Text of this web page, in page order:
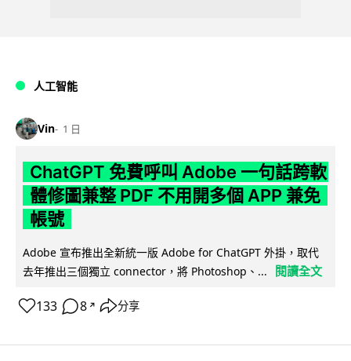
人工智能
Vin 1 日
ChatGPT 免費呼叫 Adobe 一句話跨軟
體修圖兼整 PDF 不用開多個 APP 兼免
帳號
Adobe 宣布推出全新統一版 Adobe for ChatGPT 外掛，取代
去年推出三個獨立 connector，將 Photoshop、...
閱讀全文
133 8 ↗ 分享